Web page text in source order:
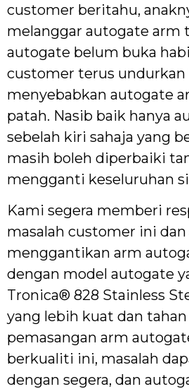
customer beritahu,
melanggar autogate arm
autogate belum buka
customer terus undurkan
menyebabkan autogate
patah. Nasib baik hanya
sebelah kiri sahaja yang
masih boleh diperbaiki
mengganti keseluruhan
Kami segera memberi
masalah customer ini
menggantikan arm
dengan model autogate
Tronica® 828 Stainless
yang lebih kuat dan
pemasangan arm
berkualiti ini, masalah
dengan segera, dan